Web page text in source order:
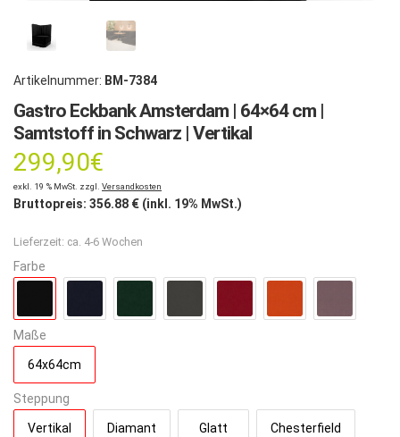
Artikelnummer: BM-7384
Gastro Eckbank Amsterdam | 64×64 cm |
Samtstoff in Schwarz | Vertikal
299,90€
exkl. 19 % MwSt. zzgl. Versandkosten
Bruttopreis: 356.88 € (inkl. 19% MwSt.)
Lieferzeit: ca. 4-6 Wochen
Farbe
Maße
64x64cm
Steppung
Vertikal Diamant Glatt Chesterfield